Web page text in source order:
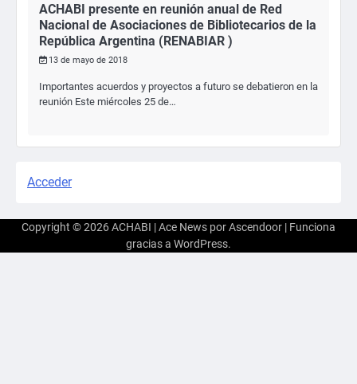
ACHABI presente en reunión anual de Red
Nacional de Asociaciones de Bibliotecarios de la
República Argentina (RENABIAR )
13 de mayo de 2018
Importantes acuerdos y proyectos a futuro se debatieron en la
reunión Este miércoles 25 de…
Acceder
Copyright © 2026ACHABI | Ace News porAscendoor | Funciona
gracias a WordPress.